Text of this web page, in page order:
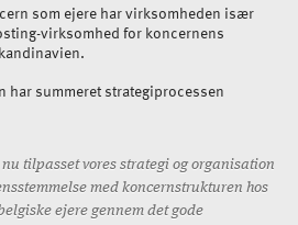
som ejere har virksomheden især
virksomhed for koncernens
har summeret strategiprocessen
nu tilpasset vores strategi og organisation
med koncernstrukturen hos
ejere gennem det gode